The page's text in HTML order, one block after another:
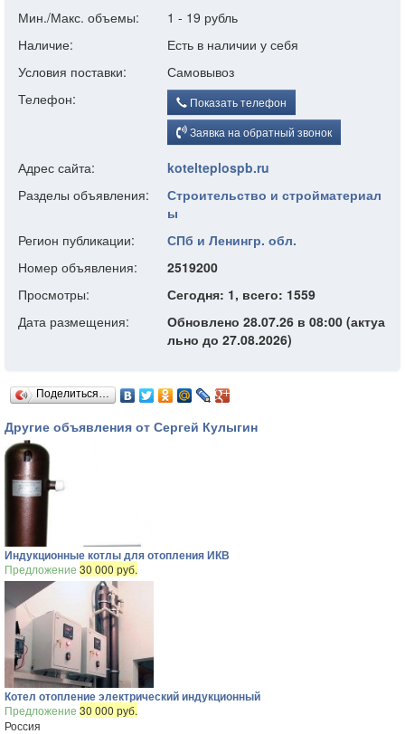
Мин./Макс. объемы:
1 - 19 рубль
Наличие:
Есть в наличии у себя
Условия поставки:
Самовывоз
Телефон:
Показать телефон
Заявка на обратный звонок
Адрес сайта:
kotelteplospb.ru
Разделы объявления:
Строительство и стройматериал
ы
Регион публикации:
СПб и Ленингр. обл.
Номер объявления:
2519200
Просмотры:
Сегодня: 1, всего: 1559
Дата размещения:
Обновлено 28.07.26 в 08:00 (актуа
льно до 27.08.2026)
Поделиться…
Другие объявления от Сергей Кулыгин
Индукционные котлы для отопления ИКВ
Предложение 30 000 руб.
Котел отопление электрический индукционный
Предложение 30 000 руб.
Россия